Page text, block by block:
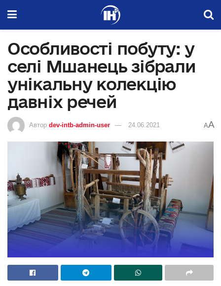
Особливості побуту: у
селі Мшанець зібрали
унікальну колекцію
давніх речей
Автор dev-intb-admin-user 24.06.2021 AA